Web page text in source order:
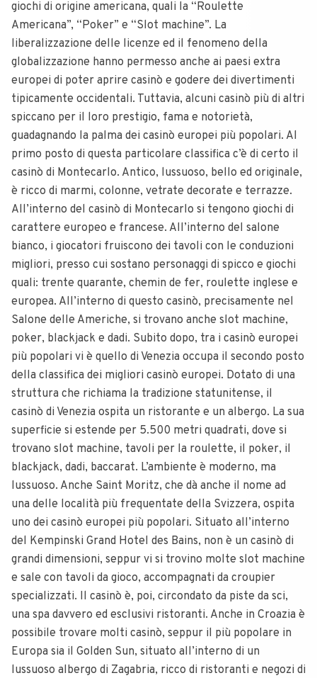
giochi di origine americana, quali la “Roulette
Americana”, “Poker” e “Slot machine”. La
liberalizzazione delle licenze ed il fenomeno della
globalizzazione hanno permesso anche ai paesi extra
europei di poter aprire casinò e godere dei divertimenti
tipicamente occidentali. Tuttavia, alcuni casinò più di altri
spiccano per il loro prestigio, fama e notorietà,
guadagnando la palma dei casinò europei più popolari. Al
primo posto di questa particolare classifica c’è di certo il
casinò di Montecarlo. Antico, lussuoso, bello ed originale,
è ricco di marmi, colonne, vetrate decorate e terrazze.
All’interno del casinò di Montecarlo si tengono giochi di
carattere europeo e francese. All’interno del salone
bianco, i giocatori fruiscono dei tavoli con le conduzioni
migliori, presso cui sostano personaggi di spicco e giochi
quali: trente quarante, chemin de fer, roulette inglese e
europea. All’interno di questo casinò, precisamente nel
Salone delle Americhe, si trovano anche slot machine,
poker, blackjack e dadi. Subito dopo, tra i casinò europei
più popolari vi è quello di Venezia occupa il secondo posto
della classifica dei migliori casinò europei. Dotato di una
struttura che richiama la tradizione statunitense, il
casinò di Venezia ospita un ristorante e un albergo. La sua
superficie si estende per 5.500 metri quadrati, dove si
trovano slot machine, tavoli per la roulette, il poker, il
blackjack, dadi, baccarat. L’ambiente è moderno, ma
lussuoso. Anche Saint Moritz, che dà anche il nome ad
una delle località più frequentate della Svizzera, ospita
uno dei casinò europei più popolari. Situato all’interno
del Kempinski Grand Hotel des Bains, non è un casinò di
grandi dimensioni, seppur vi si trovino molte slot machine
e sale con tavoli da gioco, accompagnati da croupier
specializzati. Il casinò è, poi, circondato da piste da sci,
una spa davvero ed esclusivi ristoranti. Anche in Croazia è
possibile trovare molti casinò, seppur il più popolare in
Europa sia il Golden Sun, situato all’interno di un
lussuoso albergo di Zagabria, ricco di ristoranti e negozi di